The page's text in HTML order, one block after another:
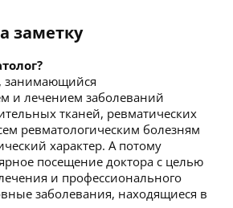
заметку
занимающийся
и лечением заболеваний
тканей, ревматических
ревматологическим болезням
характер. А потому
посещение доктора с целью
и профессионального
заболевания, находящиеся в